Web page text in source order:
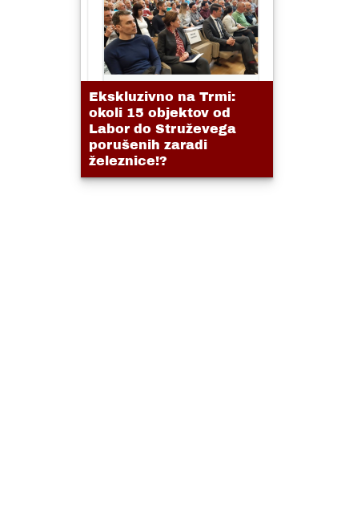
Ekskluzivno na Trmi:
okoli 15 objektov od
Labor do Struževega
porušenih zaradi
železnice!?